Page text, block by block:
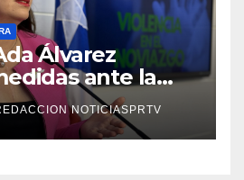
Álvarez
ante la
el noviazgo
NOTICIASPRTV